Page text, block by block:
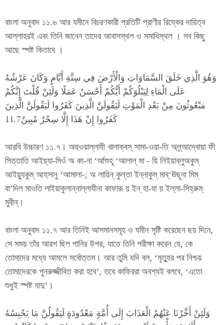
বাংলা অনুবাদ ১১.৬ আর যমীনে বিচরণকারী প্রতিটি প্রাণীর রিয্কের দায়িত্ব
আল্লাহরই এবং তিনি জানেন তাদের আবাসস্থল ও সমাধিস্থল । সব কিছু
আছে স্পষ্ট কিতাবে ।
وَهُوَ الَّذِي خَلَقَ السَّمَاوَاتِ وَالْأَرْضَ فِي سِتَّةِ أَيَّامٍ وَكَانَ عَرْشُهُ
عَلَى الْمَاءِ لِيَبْلُوَكُمْ أَيُّكُمْ أَحْسَنُ عَمَلًا وَلَئِنْ قُلْتَ إِنَّكُمْ
مَبْعُوثُونَ مِنْ بَعْدِ الْمَوْتِ لَيَقُولَنَّ الَّذِينَ كَفَرُوا لَيَقُولَنَّ الَّذِينَ
كَفَرُوا إِنْ هَذَا إِلَّا سِحْرٌ مُبِينٌ11.7
আরবি উচ্চারণ ১১.৭। অহুওয়াল্লাযী খালাক্বস্ সামা-ওয়া-তি অল্র্আদ্বোয়া ফী
সিত্তাতি আইয়্যা-মিওঁ অ কা-না ‘র্আশুহূ ‘আলাল্ মা - য়ি লিইয়াব্লুঅকুম্
আইয়্যুকুম্ আহসানু ‘আমালা-; অ লায়িন্ কুল্তা ইন্নাকুম্ মাব্‘ঊছূনা মিম্
বা’দিল মাওতি লাইয়াকুলান্নাল্লাযীনা কাফারূ য় ইন্ হা-যা য় ইল্লা-সিহ্রুম্
মুবীন্।
বাংলা অনুবাদ ১১.৭ আর তিনিই আসমানসমূহ ও যমীন সৃষ্টি করেছেন ছয় দিনে,
সে সময় তাঁর আরশ ছিল পানির উপর, যাতে তিনি পরীক্ষা করেন যে, কে
তোমাদের মধ্যে আমলে সর্বোত্তম। আর তুমি যদি বল, ‘মৃত্যুর পর নিশ্চয়
তোমাদেরকে পুনরুজ্জীবিত করা হবে’, তবে কাফিররা অবশ্যই বলবে, ‘এতো
শুধুই স্পষ্ট যাদু’।
وَلَئِنْ أَخَّرْنَا عَنْهُمُ الْعَذَابَ إِلَى أُمَّةٍ مَعْدُودَةٍ لَيَقُولُنَّ مَا يَحْبِسُهُ